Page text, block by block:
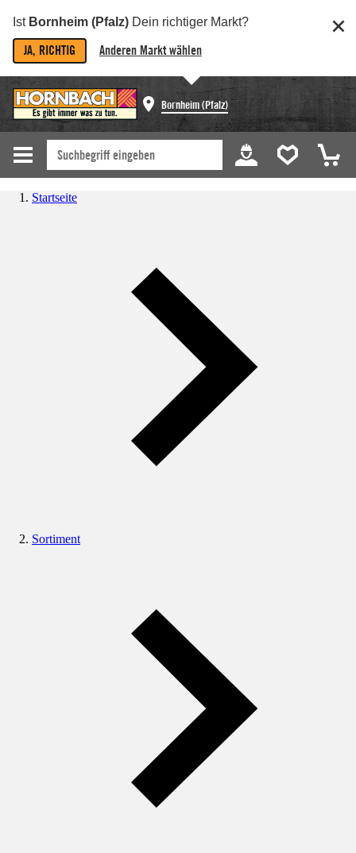
Ist Bornheim (Pfalz) Dein richtiger Markt?
JA, RICHTIG Anderen Markt wählen
Bornheim (Pfalz)
Startseite
Sortiment